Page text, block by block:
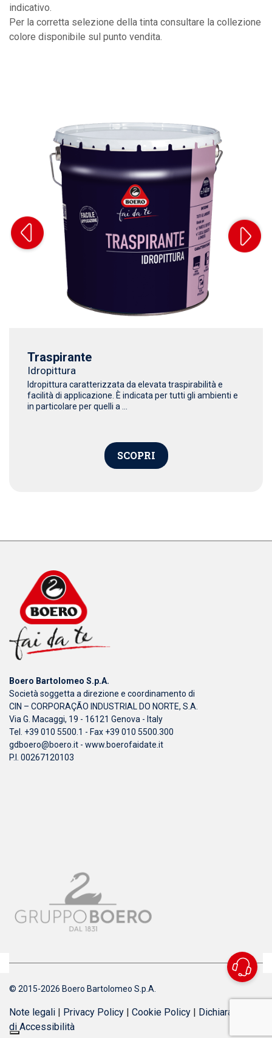
indicativo.
Per la corretta selezione della tinta consultare la collezione
colore disponibile sul punto vendita.
Traspirante
Idropittura
Idropittura caratterizzata da elevata traspirabilità e
facilità di applicazione. È indicata per tutti gli ambienti e
in particolare per quelli a ...
SCOPRI
Boero Bartolomeo S.p.A.
Società soggetta a direzione e coordinamento di
CIN – CORPORAÇÃO INDUSTRIAL DO NORTE, S.A.
Via G. Macaggi, 19 - 16121 Genova - Italy
Tel. +39 010 5500.1 - Fax +39 010 5500.300
gdboero@boero.it - www.boerofaidate.it
P.I. 00267120103
© 2015-2026 Boero Bartolomeo S.p.A.
Note legali | Privacy Policy | Cookie Policy | Dichiarazione
di Accessibilità